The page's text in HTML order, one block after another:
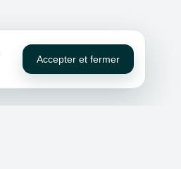
Accepter et fermer